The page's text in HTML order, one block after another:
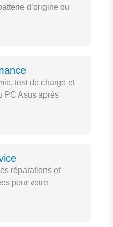
d’origine ou
test de charge et
PC Asus après
réparations et
pour votre